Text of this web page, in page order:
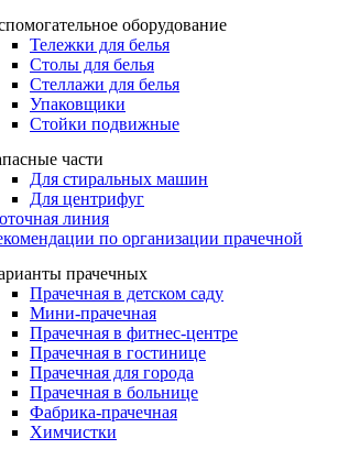
оборудование
Тележки для белья
Столы для белья
Стеллажи для белья
Упаковщики
Стойки подвижные
части
Для стиральных машин
Для центрифуг
линия
по организации прачечной
прачечных
Прачечная в детском саду
Мини-прачечная
Прачечная в фитнес-центре
Прачечная в гостинице
Прачечная для города
Прачечная в больнице
Фабрика-прачечная
Химчистки